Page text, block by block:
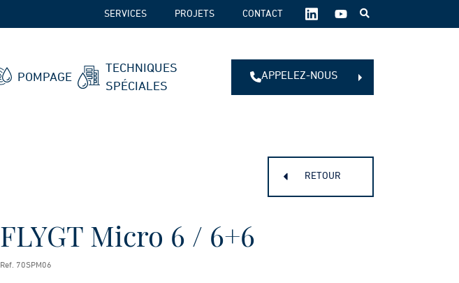
POMPAGE
TECHNIQUES
SPÉCIALES
SERVICES PROJETS CONTACT
SUIVEZ-
NOUS
APPELEZ-NOUS
RETOUR
FLYGT Micro 6 / 6+6
Ref. 70SPM06